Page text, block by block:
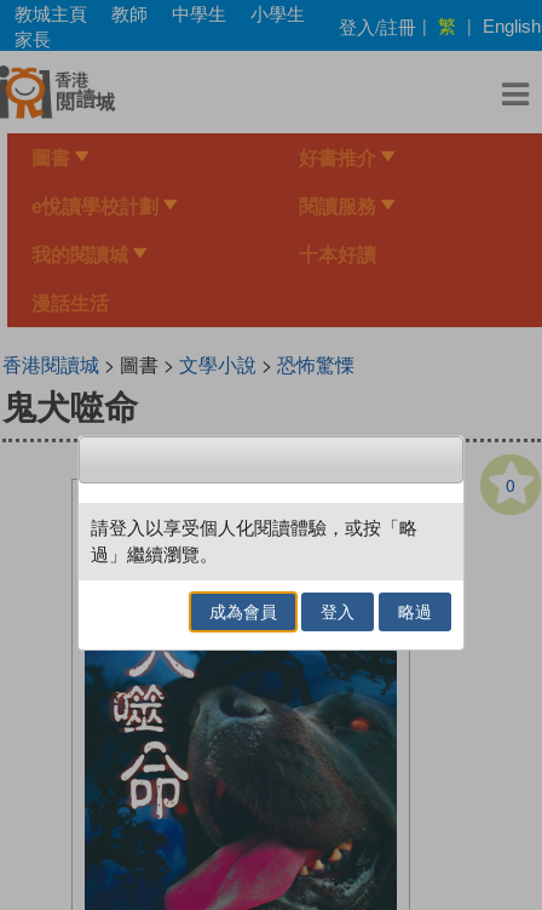
Skip
main
content
教城主頁 教師 中學生
小學生
家長
登入/註冊 | 繁 | English
圖書 好書推介
e悅讀學校計劃 閱讀服務
我的閱讀城 十本好讀
漫話生活
香港閱讀城> 圖書 > 文學小說 > 恐怖驚慄
鬼犬噬命
0
請登入以享受個人化閱讀體驗，或按「略
過」繼續瀏覽。
成為會員 登入 略過